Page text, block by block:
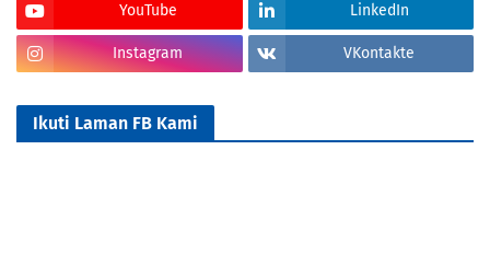
YouTube LinkedIn
Instagram VKontakte
Ikuti Laman FB Kami